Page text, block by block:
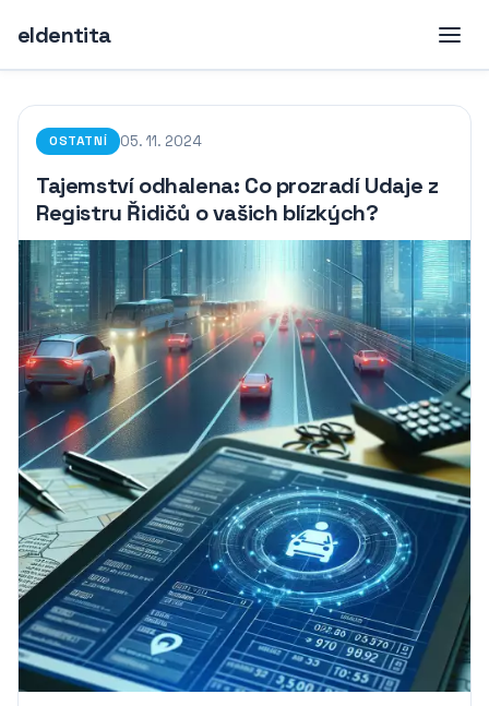
eIdentita
OSTATNÍ 05. 11. 2024
Tajemství odhalena: Co prozradí Udaje z
Registru Řidičů o vašich blízkých?